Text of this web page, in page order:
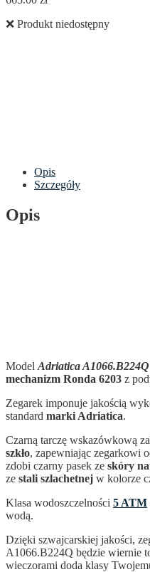
❌ Produkt niedostępny
Opis
Szczegóły
Opis
Model Adriatica A1066.B224Q
mechanizm Ronda 6203 z
Zegarek imponuje jakością
standard marki Adriatica.
Czarną tarczę wskazówkową
szkło, zapewniając zegarkowi
zdobi czarny pasek ze skóry
ze stali szlachetnej w kolorze
Klasa wodoszczelności 5 ATM
wodą.
Dzięki szwajcarskiej jakości,
A1066.B224Q będzie wiernie
wieczorami doda klasy